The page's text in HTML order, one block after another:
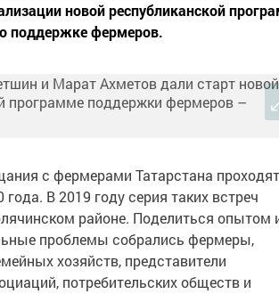
новой республиканской
поддержке фермеров.
с фермерами Татарстана проходят
года. В 2019 году серия таких встреч
районе. Поделиться опытом
проблемы собрались фермеры,
хозяйств, представители
потребительских обществ и